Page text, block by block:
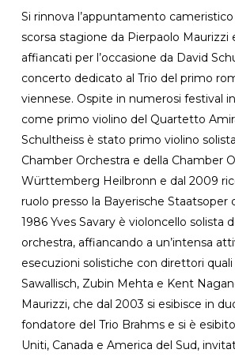
Si rinnova l’appuntamento
scorsa stagione da Pierpaolo Maurizzi
affiancati per l’occasione da David
concerto dedicato al Trio del primo
viennese. Ospite in numerosi festival
come primo violino del Quartetto
Schultheiss è stato primo violino
Chamber Orchestra e della Chamber
Württemberg Heilbronn e dal 2009
ruolo presso la Bayerische Staatsoper
1986 Yves Savary è violoncello solista
orchestra, affiancando a un’intensa
esecuzioni solistiche con direttori
Sawallisch, Zubin Mehta e Kent
Maurizzi, che dal 2003 si esibisce in
fondatore del Trio Brahms e si è
Uniti, Canada e America del Sud,